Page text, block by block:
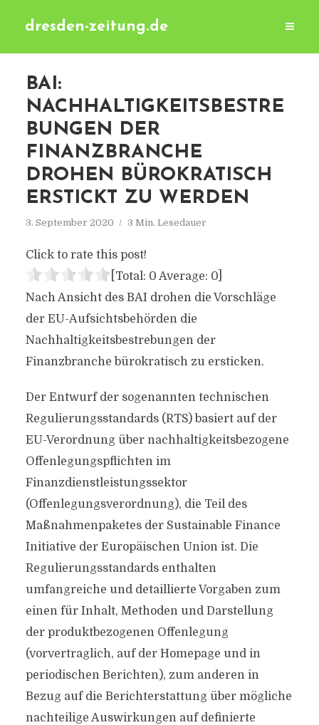
dresden-zeitung.de
BAI:
NACHHALTIGKEITSBESTRE
BUNGEN DER
FINANZBRANCHE
DROHEN BÜROKRATISCH
ERSTICKT ZU WERDEN
3. September 2020 3 Min. Lesedauer
Click to rate this post!
[Total: 0 Average: 0]
Nach Ansicht des BAI drohen die Vorschläge
der EU-Aufsichtsbehörden die
Nachhaltigkeitsbestrebungen der
Finanzbranche bürokratisch zu ersticken.
Der Entwurf der sogenannten technischen
Regulierungsstandards (RTS) basiert auf der
EU-Verordnung über nachhaltigkeitsbezogene
Offenlegungspflichten im
Finanzdienstleistungssektor
(Offenlegungsverordnung), die Teil des
Maßnahmenpaketes der Sustainable Finance
Initiative der Europäischen Union ist. Die
Regulierungsstandards enthalten
umfangreiche und detaillierte Vorgaben zum
einen für Inhalt, Methoden und Darstellung
der produktbezogenen Offenlegung
(vorvertraglich, auf der Homepage und in
periodischen Berichten), zum anderen in
Bezug auf die Berichterstattung über mögliche
nachteilige Auswirkungen auf definierte